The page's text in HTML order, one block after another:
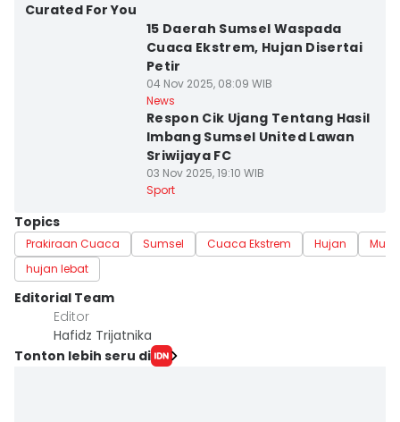
Curated For You
15 Daerah Sumsel Waspada
Cuaca Ekstrem, Hujan Disertai
Petir
04 Nov 2025, 08:09 WIB
News
Respon Cik Ujang Tentang Hasil
Imbang Sumsel United Lawan
Sriwijaya FC
03 Nov 2025, 19:10 WIB
Sport
Topics
Prakiraan Cuaca Sumsel Cuaca Ekstrem Hujan
hujan lebat
Editorial Team
Editor
Hafidz Trijatnika
Tonton lebih seru di